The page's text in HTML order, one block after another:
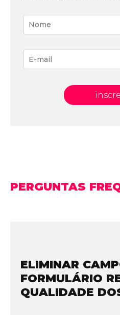
PERGUNTAS
ELIMINAR
FORMULÁRIO
QUALIDADE